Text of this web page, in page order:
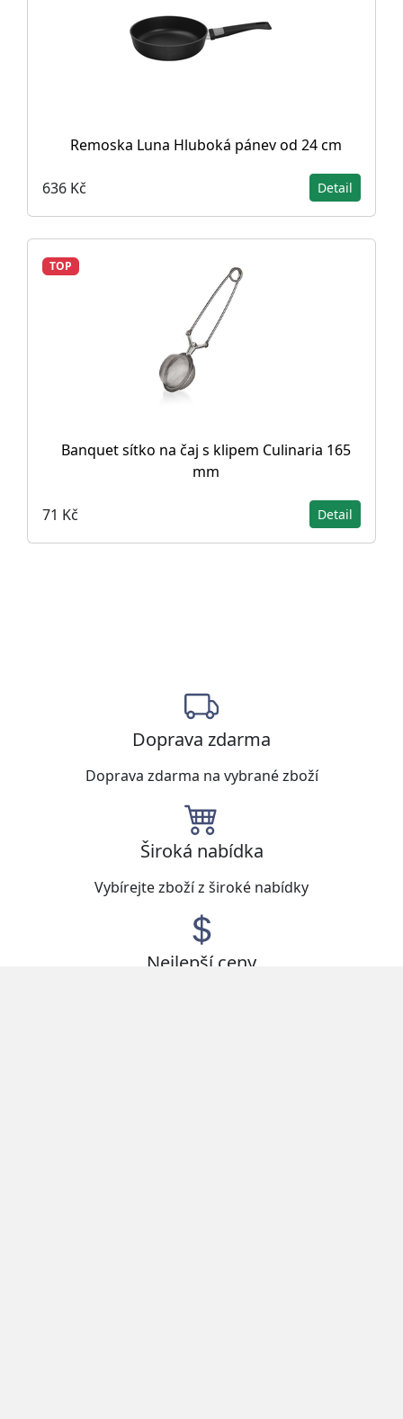
Remoska Luna Hluboká pánev od 24 cm
636 Kč Detail
TOP
Banquet sítko na čaj s klipem Culinaria 165
mm
71 Kč Detail
Doprava zdarma
Doprava zdarma na vybrané zboží
Široká nabídka
Vybírejte zboží z široké nabídky
Nejlepší ceny